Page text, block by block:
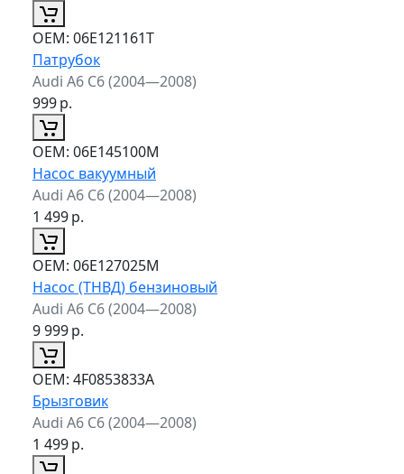
ОЕМ: 06E121161T
Патрубок
Audi A6 C6 (2004—2008)
999р.
ОЕМ: 06E145100M
Насос вакуумный
Audi A6 C6 (2004—2008)
1 499р.
ОЕМ: 06E127025M
Насос (ТНВД) бензиновый
Audi A6 C6 (2004—2008)
9 999р.
ОЕМ: 4F0853833A
Брызговик
Audi A6 C6 (2004—2008)
1 499р.